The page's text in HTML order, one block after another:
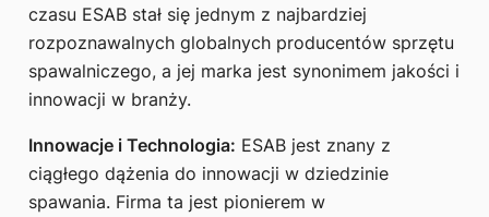
czasu ESAB stał się jednym z najbardziej
rozpoznawalnych globalnych producentów sprzętu
spawalniczego, a jej marka jest synonimem jakości i
innowacji w branży.
Innowacje i Technologia: ESAB jest znany z
ciągłego dążenia do innowacji w dziedzinie
spawania. Firma ta jest pionierem w